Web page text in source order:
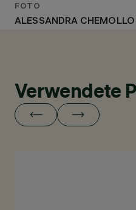
FOTO
ALESSANDRA CHEMOLLO
Verwendete